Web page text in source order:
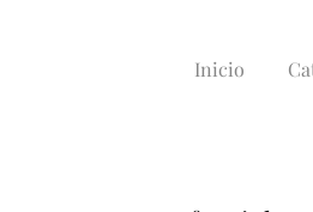
Inicio